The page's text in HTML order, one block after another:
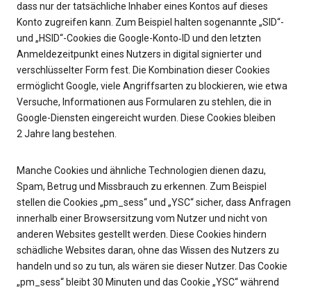
dass nur der tatsächliche Inhaber eines Kontos auf dieses
Konto zugreifen kann. Zum Beispiel halten sogenannte „SID“-
und „HSID“-Cookies die Google-Konto‑ID und den letzten
Anmeldezeitpunkt eines Nutzers in digital signierter und
verschlüsselter Form fest. Die Kombination dieser Cookies
ermöglicht Google, viele Angriffsarten zu blockieren, wie etwa
Versuche, Informationen aus Formularen zu stehlen, die in
Google-Diensten eingereicht wurden. Diese Cookies bleiben
2 Jahre lang bestehen.
Manche Cookies und ähnliche Technologien dienen dazu,
Spam, Betrug und Missbrauch zu erkennen. Zum Beispiel
stellen die Cookies „pm_sess“ und „YSC“ sicher, dass Anfragen
innerhalb einer Browsersitzung vom Nutzer und nicht von
anderen Websites gestellt werden. Diese Cookies hindern
schädliche Websites daran, ohne das Wissen des Nutzers zu
handeln und so zu tun, als wären sie dieser Nutzer. Das Cookie
„pm_sess“ bleibt 30 Minuten und das Cookie „YSC“ während